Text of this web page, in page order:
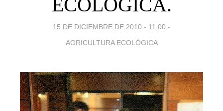
ECOLÓGICA.
15 DE DICIEMBRE DE 2010 - 11:00 -
AGRICULTURA ECOLÓGICA